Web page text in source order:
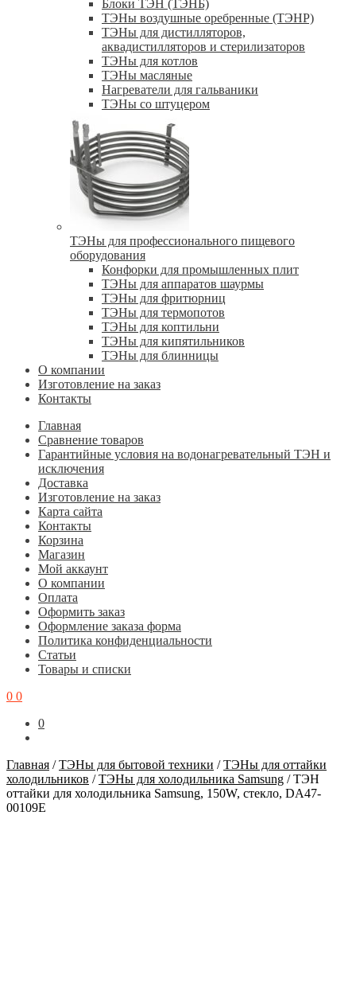
Блоки ТЭН (ТЭНБ)
ТЭНы воздушные оребренные (ТЭНР)
ТЭНы для дистилляторов,
аквадистилляторов и стерилизаторов
ТЭНы для котлов
ТЭНы масляные
Нагреватели для гальваники
ТЭНы со штуцером
ТЭНы для профессионального пищевого
оборудования
Конфорки для промышленных плит
ТЭНы для аппаратов шаурмы
ТЭНы для фритюрниц
ТЭНы для термопотов
ТЭНы для коптильни
ТЭНы для кипятильников
ТЭНы для блинницы
О компании
Изготовление на заказ
Контакты
Главная
Cравнение товаров
Гарантийные условия на водонагревательный ТЭН и
исключения
Доставка
Изготовление на заказ
Карта сайта
Контакты
Корзина
Магазин
Мой аккаунт
О компании
Оплата
Оформить заказ
Оформление заказа форма
Политика конфиденциальности
Статьи
Товары и списки
0 0
0
Главная /ТЭНы для бытовой техники /ТЭНы для оттайки
холодильников /ТЭНы для холодильника Samsung /ТЭН
оттайки для холодильника Samsung, 150W, стекло, DA47-
00109E